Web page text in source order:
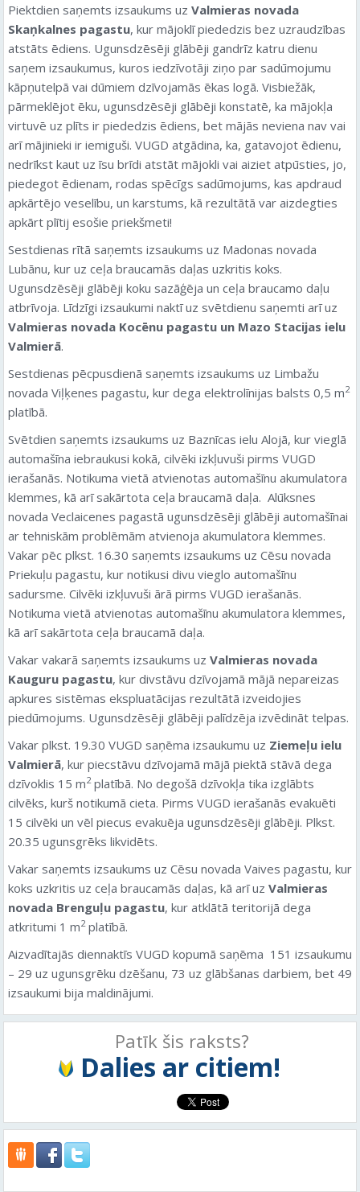
Piektdien saņemts izsaukums uz Valmieras novada
Skaņkalnes pagastu, kur mājoklī piededzis bez uzraudzības
atstāts ēdiens. Ugunsdzēsēji glābēji gandrīz katru dienu
saņem izsaukumus, kuros iedzīvotāji ziņo par sadūmojumu
kāpņutelpā vai dūmiem dzīvojamās ēkas logā. Visbiežāk,
pārmeklējot ēku, ugunsdzēsēji glābēji konstatē, ka mājokļa
virtuvē uz plīts ir piededzis ēdiens, bet mājās neviena nav vai
arī mājinieki ir iemiguši. VUGD atgādina, ka, gatavojot ēdienu,
nedrīkst kaut uz īsu brīdi atstāt mājokli vai aiziet atpūsties, jo,
piedegot ēdienam, rodas spēcīgs sadūmojums, kas apdraud
apkārtējo veselību, un karstums, kā rezultātā var aizdegties
apkārt plītij esošie priekšmeti!
Sestdienas rītā saņemts izsaukums uz Madonas novada
Lubānu, kur uz ceļa braucamās daļas uzkritis koks.
Ugunsdzēsēji glābēji koku sazāģēja un ceļa braucamo daļu
atbrīvoja. Līdzīgi izsaukumi naktī uz svētdienu saņemti arī uz
Valmieras novada Kocēnu pagastu un Mazo Stacijas ielu
Valmierā.
Sestdienas pēcpusdienā saņemts izsaukums uz Limbažu
novada Viļķenes pagastu, kur dega elektrolīnijas balsts 0,5 m2
platībā.
Svētdien saņemts izsaukums uz Baznīcas ielu Alojā, kur vieglā
automašīna iebraukusi kokā, cilvēki izkļuvuši pirms VUGD
ierašanās. Notikuma vietā atvienotas automašīnu akumulatora
klemmes, kā arī sakārtota ceļa braucamā daļa. Alūksnes
novada Veclaicenes pagastā ugunsdzēsēji glābēji automašīnai
ar tehniskām problēmām atvienoja akumulatora klemmes.
Vakar pēc plkst. 16.30 saņemts izsaukums uz Cēsu novada
Priekuļu pagastu, kur notikusi divu vieglo automašīnu
sadursme. Cilvēki izkļuvuši ārā pirms VUGD ierašanās.
Notikuma vietā atvienotas automašīnu akumulatora klemmes,
kā arī sakārtota ceļa braucamā daļa.
Vakar vakarā saņemts izsaukums uz Valmieras novada
Kauguru pagastu, kur divstāvu dzīvojamā mājā nepareizas
apkures sistēmas ekspluatācijas rezultātā izveidojies
piedūmojums. Ugunsdzēsēji glābēji palīdzēja izvēdināt telpas.
Vakar plkst. 19.30 VUGD saņēma izsaukumu uz Ziemeļu ielu
Valmierā, kur piecstāvu dzīvojamā mājā piektā stāvā dega
dzīvoklis 15 m2platībā. No degošā dzīvokļa tika izglābts
cilvēks, kurš notikumā cieta. Pirms VUGD ierašanās evakuēti
15 cilvēki un vēl piecus evakuēja ugunsdzēsēji glābēji. Plkst.
20.35 ugunsgrēks likvidēts.
Vakar saņemts izsaukums uz Cēsu novada Vaives pagastu, kur
koks uzkritis uz ceļa braucamās daļas, kā arī uz Valmieras
novada Brenguļu pagastu, kur atklātā teritorijā dega
atkritumi 1 m2platībā.
Aizvadītajās diennaktīs VUGD kopumā saņēma 151 izsaukumu
– 29 uz ugunsgrēku dzēšanu, 73 uz glābšanas darbiem, bet 49
izsaukumi bija maldinājumi.
Patīk šis raksts?
Dalies ar citiem!